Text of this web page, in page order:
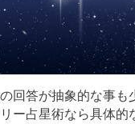
回答が抽象的な事も
ー占星術なら具体的